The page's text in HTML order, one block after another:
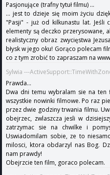
Pasjonujące (trafny tytuł filmu) ...
... jest to dzieje się moim życiu
"Pasji" - już od kilkunastu lat.
elementy są deczko przerysowane,
realistyczny obraz zwycięstwa
błysk w jego oku! Gorąco polecam
co z tym zrobić to zapraszam na
Sylwia ---
Prawda...
Dwa dni temu wybralam sie na
wszystkie nowinki filmowe. Po raz
przez dwie godziny trwania filmu.
obejrzec, zwlaszcza jesli w
zatrzymac sie na chwilke i
Uswiadomilam sobie, ze to
milosci, ktora obdarzyl nas Bog.
nam prawdy!
Obejrzcie ten film, goraco polecam.